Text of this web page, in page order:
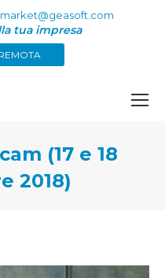
market@geasoft.com
tua impresa
(17 e 18
2018)